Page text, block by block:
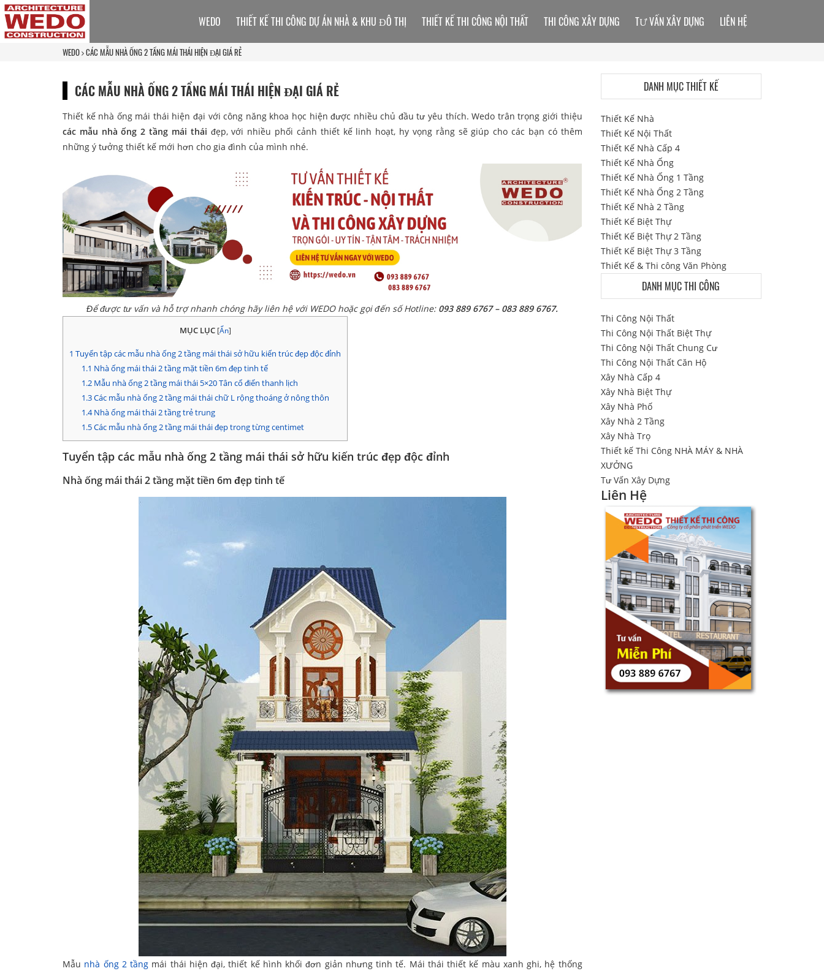
WEDO CÁC MẪU NHÀ ỐNG 2 TẦNG MÁI THÁI HIỆN ĐẠI GIÁ RẺ
CÁC MẪU NHÀ ỐNG 2 TẦNG MÁI THÁI HIỆN ĐẠI GIÁ RẺ
Thiết kế nhà ống mái thái hiện đại với công năng khoa học hiện được nhiều chủ đầu tư yêu thích. Wedo trân trọng giới thiệu
các mẫu nhà ống 2 tầng mái thái đẹp, với nhiều phối cảnh thiết kế linh hoạt, hy vọng rằng sẽ giúp cho các bạn có thêm
những ý tưởng thiết kế mới hơn cho gia đình của mình nhé.
Để được tư vấn và hỗ trợ nhanh chóng hãy liên hệ với WEDO hoặc gọi đến số Hotline: 093 889 6767 – 083 889 6767.
MỤC LỤC [Ẩn]
1 Tuyển tập các mẫu nhà ống 2 tầng mái thái sở hữu kiến trúc đẹp độc đỉnh
1.1 Nhà ống mái thái 2 tầng mặt tiền 6m đẹp tinh tế
1.2Mẫu nhà ống 2 tầng mái thái 5×20 Tân cổ điển thanh lịch
1.3Các mẫu nhà ống 2 tầng mái thái chữ L rộng thoáng ở nông thôn
1.4Nhà ống mái thái 2 tầng trẻ trung
1.5Các mẫu nhà ống 2 tầng mái thái đẹp trong từng centimet
Tuyển tập các mẫu nhà ống 2 tầng mái thái sở hữu kiến trúc đẹp độc đỉnh
Nhà ống mái thái 2 tầng mặt tiền 6m đẹp tinh tế
Mẫu nhà ống 2 tầng mái thái hiện đại, thiết kế hình khối đơn giản nhưng tinh tế. Mái thái thiết kế màu xanh ghi, hệ thống
WEDO THIẾT KẾ THI CÔNG DỰ ÁN NHÀ & KHU ĐÔ THỊ THIẾT KẾ THI CÔNG NỘI THẤT THI CÔNG XÂY DỰNG TƯ VẤN XÂY DỰNG LIÊN HỆ
DANH MỤC THIẾT KẾ
Thiết Kế Nhà
Thiết Kế Nội Thất
Thiết Kế Nhà Cấp 4
Thiết Kế Nhà Ống
Thiết Kế Nhà Ống 1 Tầng
Thiết Kế Nhà Ống 2 Tầng
Thiết Kế Nhà 2 Tầng
Thiết Kế Biệt Thự
Thiết Kế Biệt Thự 2 Tầng
Thiết Kế Biệt Thự 3 Tầng
Thiết Kế & Thi công Văn Phòng
DANH MỤC THI CÔNG
Thi Công Nội Thất
Thi Công Nội Thất Biệt Thự
Thi Công Nội Thất Chung Cư
Thi Công Nội Thất Căn Hộ
Xây Nhà Cấp 4
Xây Nhà Biệt Thự
Xây Nhà Phố
Xây Nhà 2 Tầng
Xây Nhà Trọ
Thiết kế Thi Công NHÀ MÁY & NHÀ
XƯỞNG
Tư Vấn Xây Dựng
Liên Hệ